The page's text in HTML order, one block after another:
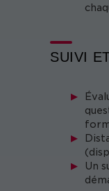
SUIVI
Un